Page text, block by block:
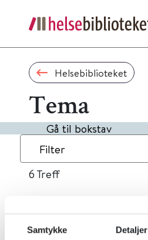
Samtykke Detaljer
Helsebiblioteket
Tema
Gå til bokstav
Filter
6 Treff